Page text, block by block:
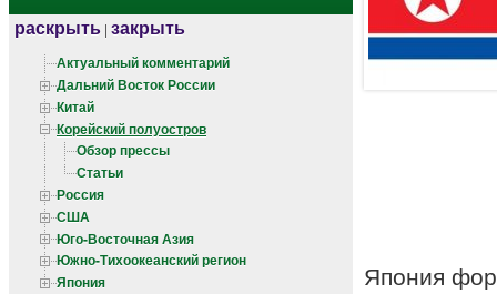
раскрыть | закрыть
Актуальный комментарий
Дальний Восток России
Китай
Корейский полуостров
Обзор прессы
Статьи
Россия
США
Юго-Восточная Азия
Южно-Тихоокеанский регион
Япония
Япония